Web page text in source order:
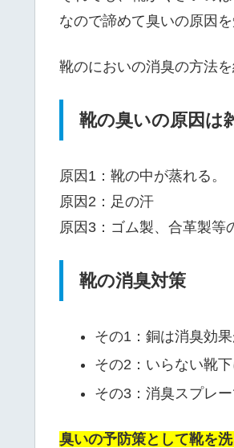
なので諦めて臭いの原因
靴のにおいの消臭の方法を
靴の臭いの原因は
原因1：靴の中が蒸れる。
原因2：足の汗
原因3：ゴム製、合革製等
靴の消臭対策
その1：銅は消臭効
その2：いらない靴
その3：消臭スプレ
臭いの予防策として靴を洗